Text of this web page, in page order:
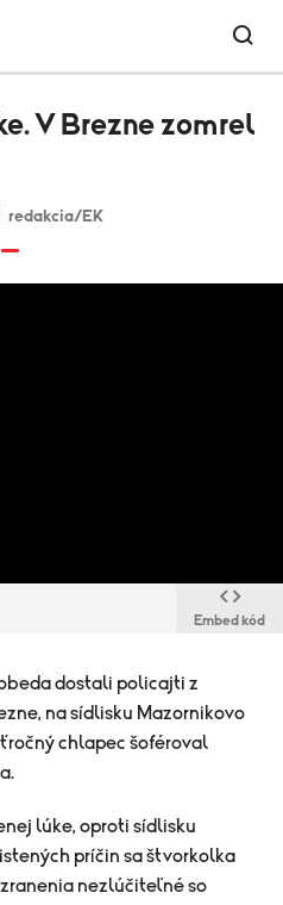
redakcia/EK
V Brezne zomrel
Embed kód
dostali policajti z
na sídlisku Mazornikovo
chlapec šoféroval
lúke, oproti sídlisku
príčin sa štvorkolka
nezlúčiteľné so